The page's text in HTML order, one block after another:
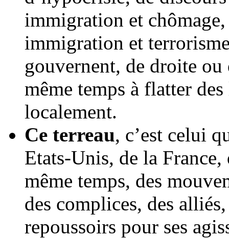
immigration et
immigration et
gouvernent, de droite ou
même temps à flatter
localement.
Ce terreau, c’est celui
Etats-Unis, de la
même temps, des
des complices, des
repoussoirs pour ses